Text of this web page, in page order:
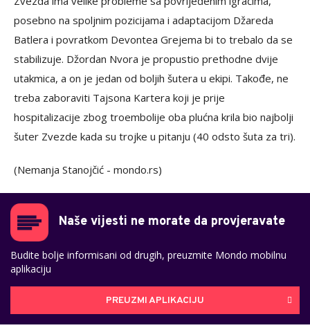
posebno na spoljnim pozicijama i adaptacijom Džareda
Batlera i povratkom Devontea Grejema bi to trebalo da se
stabilizuje. Džordan Nvora je propustio prethodne dvije
utakmica, a on je jedan od boljih šutera u ekipi. Takođe, ne
treba zaboraviti Tajsona Kartera koji je prije
hospitalizacije zbog troembolije oba plućna krila bio najbolji
šuter Zvezde kada su trojke u pitanju (40 odsto šuta za tri).
(Nemanja Stanojčić - mondo.rs)
Naše vijesti ne morate da provjeravate
Budite bolje informisani od drugih, preuzmite Mondo mobilnu
aplikaciju
PREUZMI APLIKACIJU